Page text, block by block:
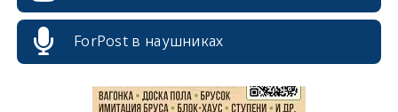
ForPost в наушниках